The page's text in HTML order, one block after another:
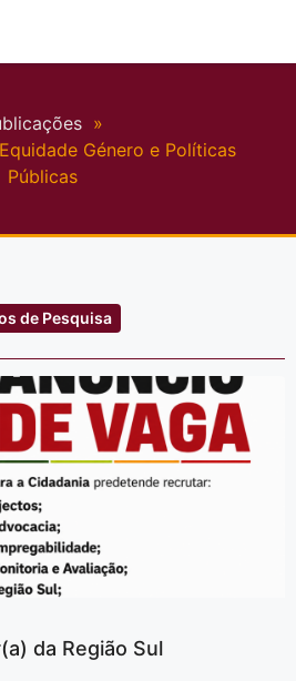
»
Género e Políticas
Públicas
de Pesquisa
da Região Sul